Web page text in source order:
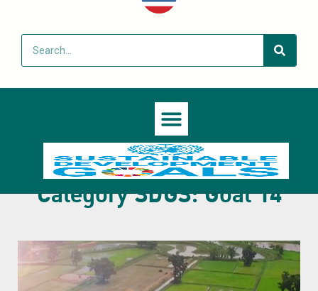
Category SDGS: Goal 14